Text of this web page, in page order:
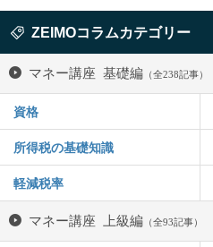
ZEIMOコラムカテゴリー
マネー講座 基礎編 （全238記事）
資格
所得税の基礎知識
軽減税率
マネー講座 上級編 （全93記事）